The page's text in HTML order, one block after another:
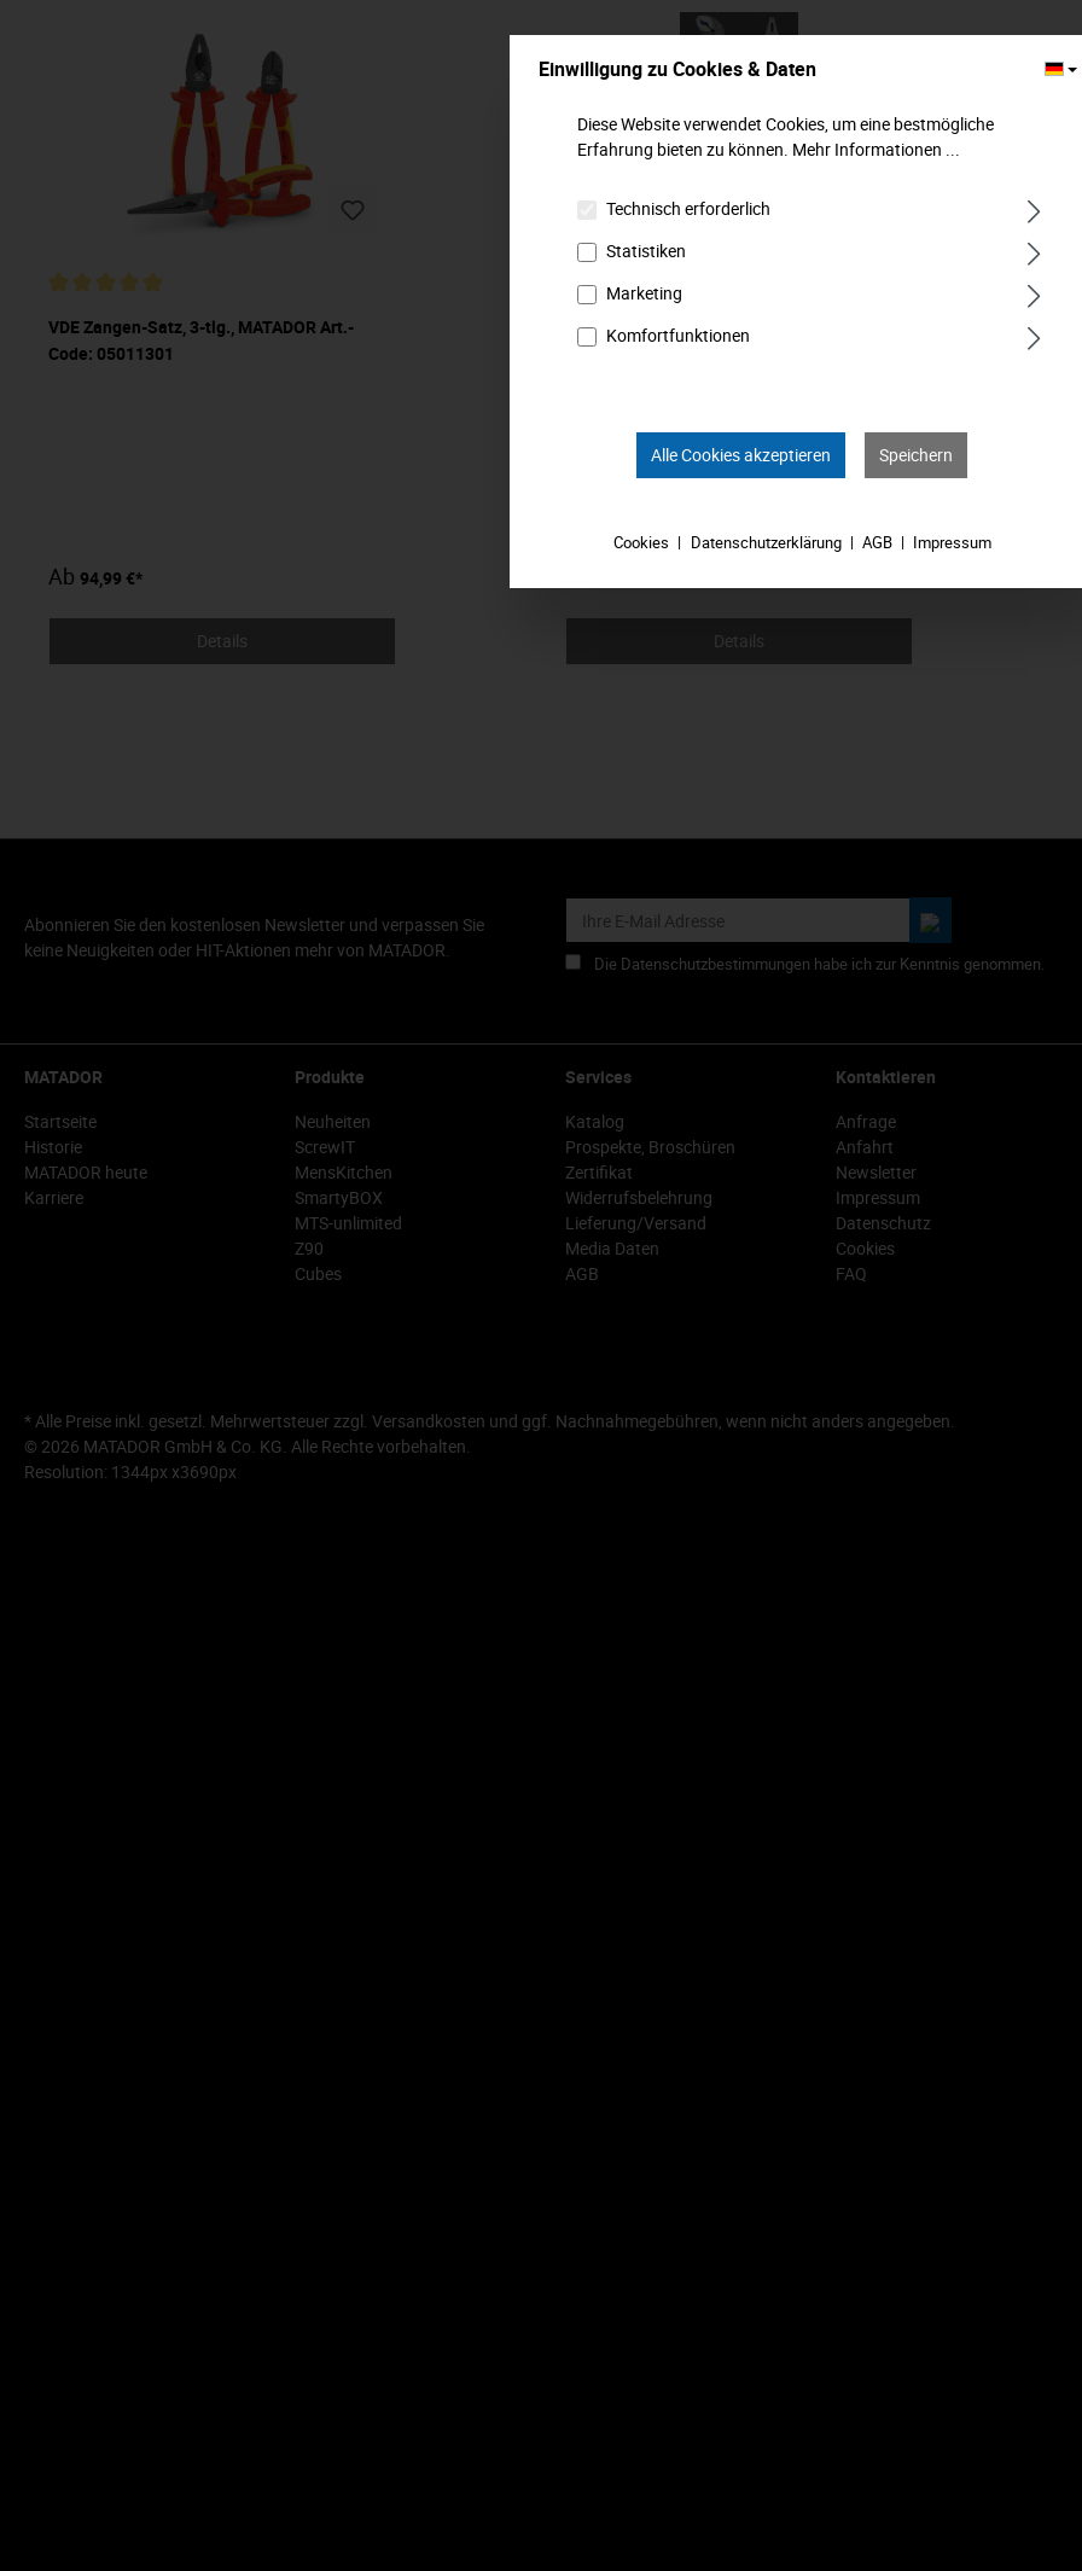
VDE Zangen-Satz, 3-tlg., MATADOR Art.-
Code: 05011301
Ab 94,99 €*
Details
MTS Zangen (gerade), 4-tlg., (1/3), MATADOR
Art.-Code: 81641500
Details
Abonnieren Sie den kostenlosen Newsletter und verpassen Sie
keine Neuigkeiten oder HIT-Aktionen mehr von MATADOR.
Die Datenschutzbestimmungen habe ich zur Kenntnis genommen.
MATADOR
Startseite
Historie
MATADOR heute
Karriere
Produkte
Neuheiten
ScrewIT
MensKitchen
SmartyBOX
MTS-unlimited
Z90
Cubes
Services
Katalog
Prospekte, Broschüren
Zertifikat
Widerrufsbelehrung
Lieferung/Versand
Media Daten
AGB
Kontaktieren
Anfrage
Anfahrt
Newsletter
Impressum
Datenschutz
Cookies
FAQ
* Alle Preise inkl. gesetzl. Mehrwertsteuer zzgl. Versandkosten und ggf. Nachnahmegebühren, wenn nicht anders angegeben.
© 2026 MATADOR GmbH & Co. KG. Alle Rechte vorbehalten.
Resolution: 1344px x3690px
Einwilligung zu Cookies & Daten
Diese Website verwendet Cookies, um eine bestmögliche
Erfahrung bieten zu können. Mehr Informationen ...
Technisch erforderlich
Statistiken
Marketing
Komfortfunktionen
Alle Cookies akzeptieren Speichern
Cookies Datenschutzerklärung AGB Impressum